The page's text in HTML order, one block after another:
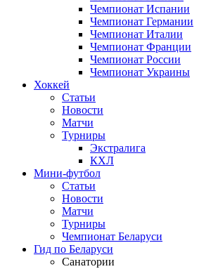
Чемпионат Испании
Чемпионат Германии
Чемпионат Италии
Чемпионат Франции
Чемпионат России
Чемпионат Украины
Хоккей
Статьи
Новости
Матчи
Турниры
Экстралига
КХЛ
Мини-футбол
Статьи
Новости
Матчи
Турниры
Чемпионат Беларуси
Гид по Беларуси
Санатории